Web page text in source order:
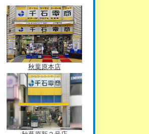
秋葉原本店